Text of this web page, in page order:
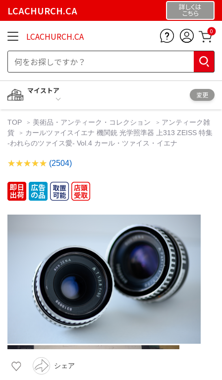
LCACHURCH.CA 詳しくは
こちら
LCACHURCH.CA 0
マイストア
変更
TOP 美術品・アンティーク・コレクション
アンティーク雑
貨
カールツァイスイエナ 機関銃 光学照準器 上313 ZEISS 特集
-われらのツァイス愛- Vol.4 カール・ツァイス・イエナ
(2504)
シェア